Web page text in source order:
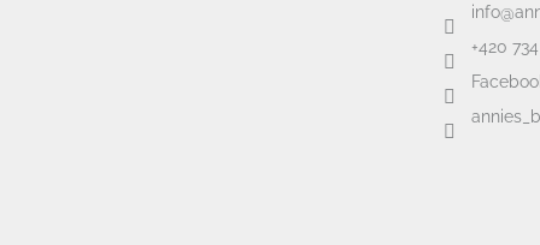
info@
+420